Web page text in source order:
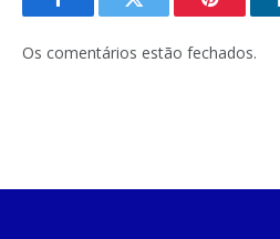
FacebookTwitter Pinterest
Os comentários estão fechados.